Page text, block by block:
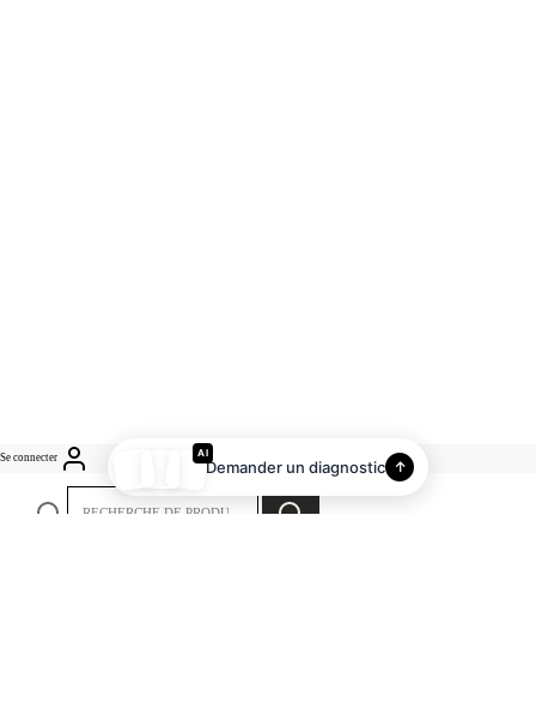
AI
Demander un diagnostic ↑
Se connecter
RECHERCHE
POUR :
Recherche